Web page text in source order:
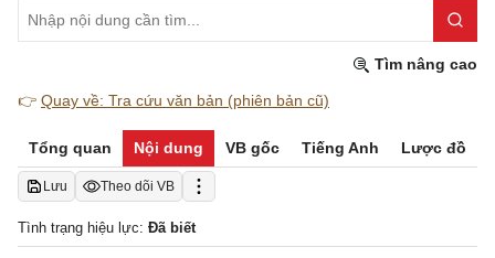
Tìm nâng cao
👉 Quay về: Tra cứu văn bản (phiên bản cũ)
Tổng quan Nội dung VB gốc Tiếng Anh Lược đồ
Lưu Theo dõi VB
Tình trạng hiệu lực: Đã biết